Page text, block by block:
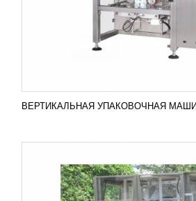
ВЕРТИКАЛЬНАЯ УПАКОВОЧНАЯ
используется на производстве для
продукции в пакеты с застежкой
Максимальный объем
ПОДРОБНЕЕ